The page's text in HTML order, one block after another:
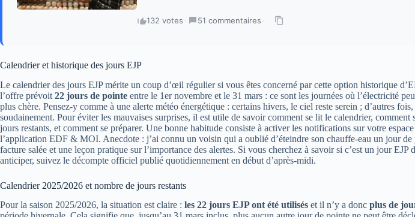
132 votes · 51 commentaires ·
Calendrier et historique des jours EJP
Le calendrier des jours EJP mérite un coup d’œil régulier si vous êtes concerné par cette option historique
l’offre prévoit 22 jours de pointe entre le 1er novembre et le 31 mars : ce sont les journées où l’électricité
plus chère. Pensez-y comme à une alerte météo énergétique : certains hivers, le ciel reste serein ; d’autres
soudainement. Pour éviter les mauvaises surprises, il est utile de savoir comment se lit le calendrier, comment
jours restants, et comment se préparer. Une bonne habitude consiste à activer les notifications sur votre
l’application EDF & MOI. Anecdote : j’ai connu un voisin qui a oublié d’éteindre son chauffe-eau un jour
facture salée et une leçon pratique sur l’importance des alertes. Si vous cherchez à savoir si c’est un jour EJP
anticiper, suivez le décompte officiel publié quotidiennement en début d’après-midi.
Calendrier 2025/2026 et nombre de jours restants
Pour la saison 2025/2026, la situation est claire : les 22 jours EJP ont été utilisés et il n’y a donc plus de